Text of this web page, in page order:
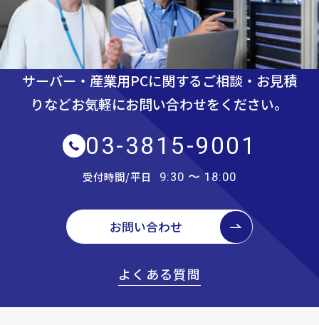
サーバー・産業用PCに関するご相談・お見積
りなどお気軽にお問い合わせをください。
03-3815-9001
受付時間/平日 9:30 〜 18:00
お問い合わせ
よくある質問